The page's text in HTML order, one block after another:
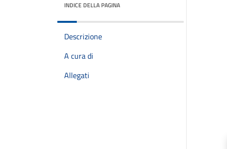
INDICE DELLA PAGINA
Descrizione
A cura di
Allegati